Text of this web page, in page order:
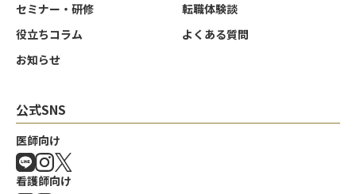
セミナー・研修
転職体験談
役立ちコラム
よくある質問
お知らせ
公式SNS
医師向け
看護師向け